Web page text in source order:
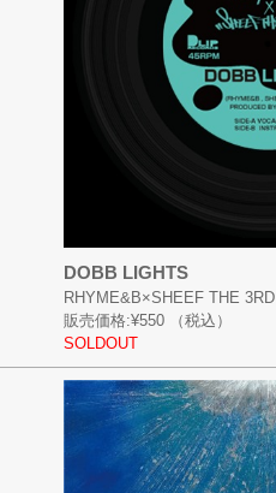
DOBB LIGHTS
RHYME&B×SHEEF THE 3RD
販売価格:¥550
（税込）
SOLDOUT